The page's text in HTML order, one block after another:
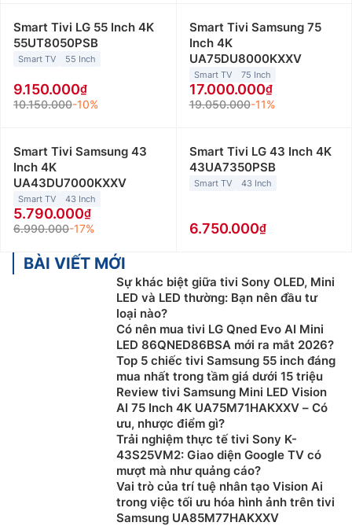
Smart Tivi LG 55 Inch 4K
55UT8050PSB
Smart TV 55 Inch
9.150.000
10.150.000-10%
Smart Tivi Samsung 75
Inch 4K
UA75DU8000KXXV
Smart TV 75 Inch
17.000.000
19.050.000-11%
Smart Tivi Samsung 43
Inch 4K
UA43DU7000KXXV
Smart TV 43 Inch
5.790.000
6.990.000-17%
Smart Tivi LG 43 Inch 4K
43UA7350PSB
Smart TV 43 Inch
6.750.000
BÀI VIẾT MỚI
Sự khác biệt giữa tivi Sony OLED, Mini
LED và LED thường: Bạn nên đầu tư
loại nào?
Có nên mua tivi LG Qned Evo AI Mini
LED 86QNED86BSA mới ra mắt 2026?
Top 5 chiếc tivi Samsung 55 inch đáng
mua nhất trong tầm giá dưới 15 triệu
Review tivi Samsung Mini LED Vision
AI 75 Inch 4K UA75M71HAKXXV – Có
ưu, nhược điểm gì?
Trải nghiệm thực tế tivi Sony K-
43S25VM2: Giao diện Google TV có
mượt mà như quảng cáo?
Vai trò của trí tuệ nhân tạo Vision Ai
trong việc tối ưu hóa hình ảnh trên tivi
Samsung UA85M77HAKXXV